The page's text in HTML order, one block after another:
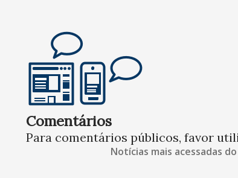
Comentários
Para comentários públicos, favor
Notícias mais acessadas